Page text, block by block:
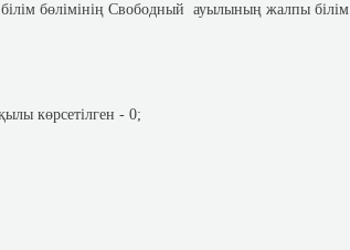
бөлімінің Свободный ауылының жалпы білім
көрсетілген - 0;